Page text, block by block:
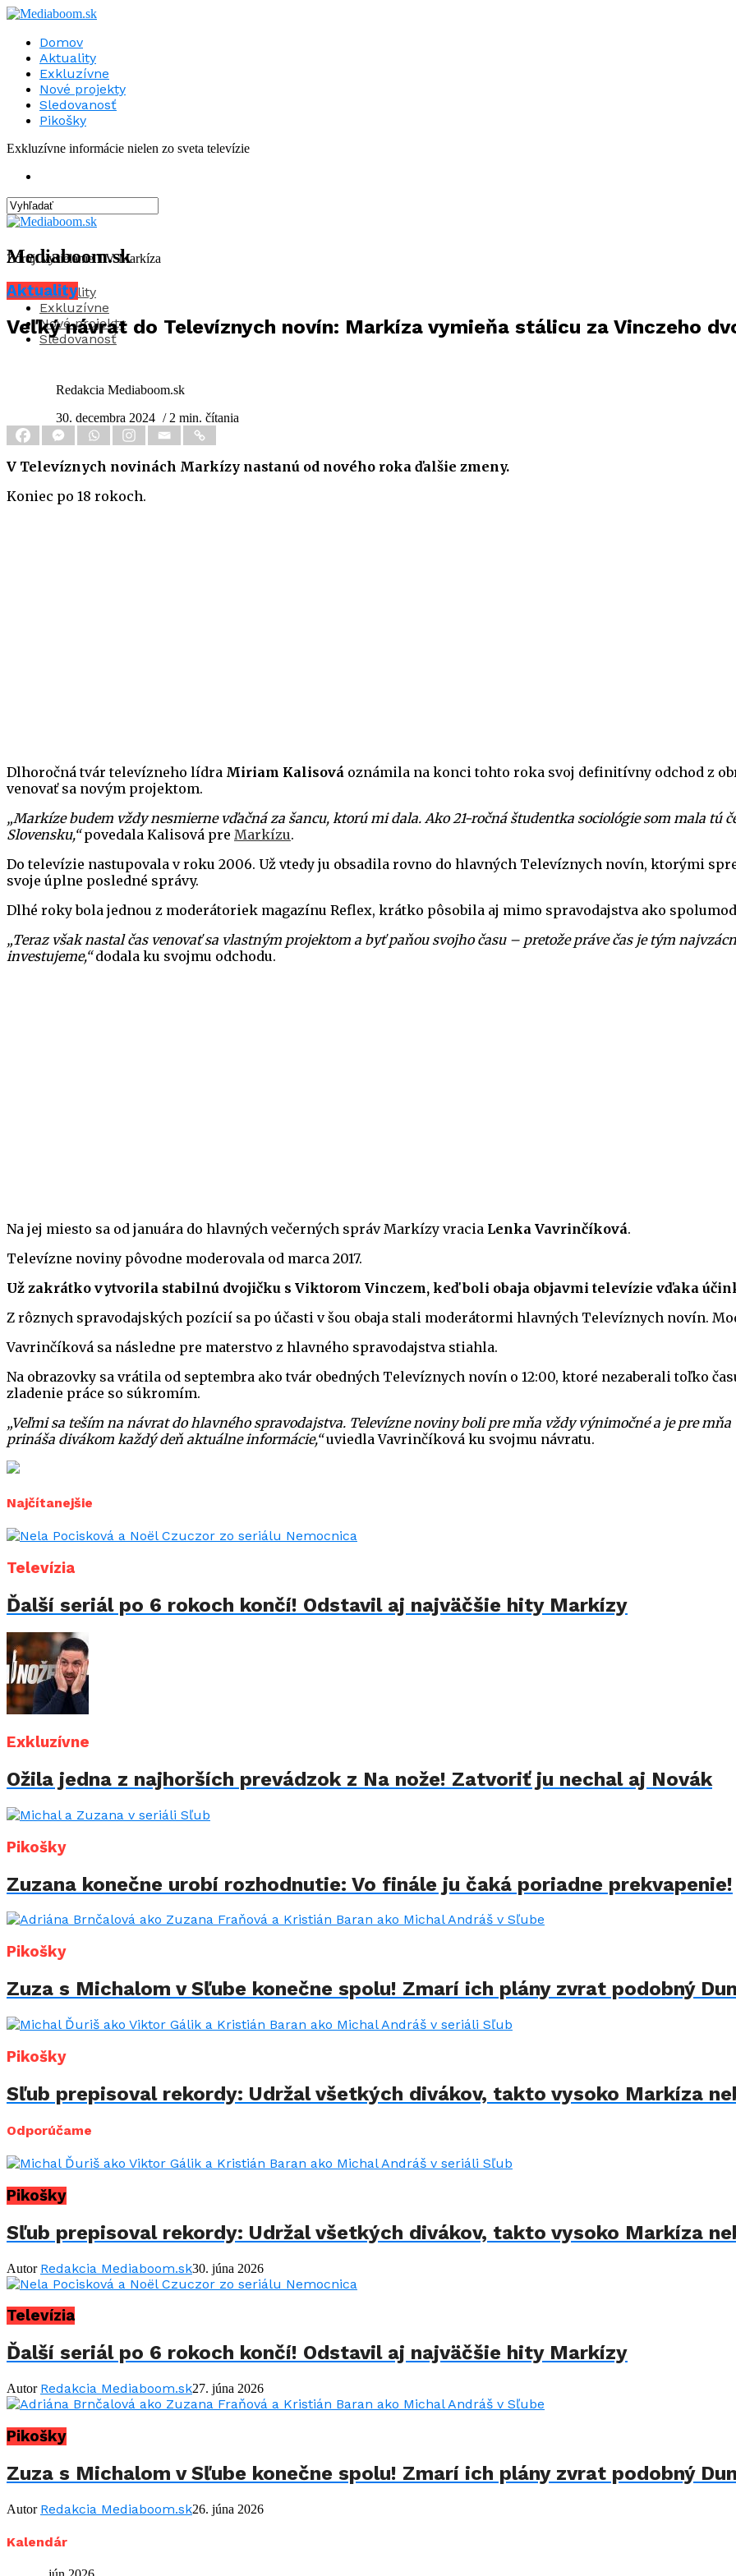
Domov
Aktuality
Exkluzívne
Nové projekty
Sledovanosť
Pikošky
Exkluzívne informácie nielen zo sveta televízie
Mediaboom.sk
Aktuality
Exkluzívne
Nové projekty
Sledovanosť
Zdroj: vysielanie TV Markíza
Aktuality
Veľký návrat do Televíznych novín: Markíza vymieňa stálicu za Vinczeho
Redakcia Mediaboom.sk
30. decembra 2024 / 2 min. čítania
V Televíznych novinách Markízy nastanú od nového roka ďalšie zmeny.
Koniec po 18 rokoch.
Dlhoročná tvár televízneho lídra Miriam Kalisová oznámila na konci tohto roka svoj definitívny odchod z
venovať sa novým projektom.
„Markíze budem vždy nesmierne vďačná za šancu, ktorú mi dala. Ako 21-ročná študentka sociológie som mala tú
Slovensku,“povedala Kalisová pre Markízu.
Do televízie nastupovala v roku 2006. Už vtedy ju obsadila rovno do hlavných Televíznych novín, ktorými
svoje úplne posledné správy.
Dlhé roky bola jednou z moderátoriek magazínu Reflex, krátko pôsobila aj mimo spravodajstva ako
„Teraz však nastal čas venovať sa vlastným projektom a byť paňou svojho času – pretože práve čas je tým
investujeme,“dodala ku svojmu odchodu.
Na jej miesto sa od januára do hlavných večerných správ Markízy vracia Lenka Vavrinčíková.
Televízne noviny pôvodne moderovala od marca 2017.
Už zakrátko vytvorila stabilnú dvojičku s Viktorom Vinczem, keď boli obaja objavmi televízie vďaka
Z rôznych spravodajských pozícií sa po účasti v šou obaja stali moderátormi hlavných Televíznych novín.
Vavrinčíková sa následne pre materstvo z hlavného spravodajstva stiahla.
Na obrazovky sa vrátila od septembra ako tvár obedných Televíznych novín o 12:00, ktoré nezaberali toľko
zladenie práce so súkromím.
„Veľmi sa teším na návrat do hlavného spravodajstva. Televízne noviny boli pre mňa vždy výnimočné a je pre
prináša divákom každý deň aktuálne informácie,“uviedla Vavrinčíková ku svojmu návratu.
Najčítanejšie
Televízia
Ďalší seriál po 6 rokoch končí! Odstavil aj najväčšie hity Markízy
Exkluzívne
Ožila jedna z najhorších prevádzok z Na nože! Zatvoriť ju nechal aj Novák
Pikošky
Zuzana konečne urobí rozhodnutie: Vo finále ju čaká poriadne prekvapenie!
Pikošky
Zuza s Michalom v Sľube konečne spolu! Zmarí ich plány zvrat podobný
Pikošky
Sľub prepisoval rekordy: Udržal všetkých divákov, takto vysoko Markíza
Odporúčame
Pikošky
Sľub prepisoval rekordy: Udržal všetkých divákov, takto vysoko Markíza
Autor Redakcia Mediaboom.sk30. júna 2026
Televízia
Ďalší seriál po 6 rokoch končí! Odstavil aj najväčšie hity Markízy
Autor Redakcia Mediaboom.sk27. júna 2026
Pikošky
Zuza s Michalom v Sľube konečne spolu! Zmarí ich plány zvrat podobný
Autor Redakcia Mediaboom.sk26. júna 2026
Kalendár